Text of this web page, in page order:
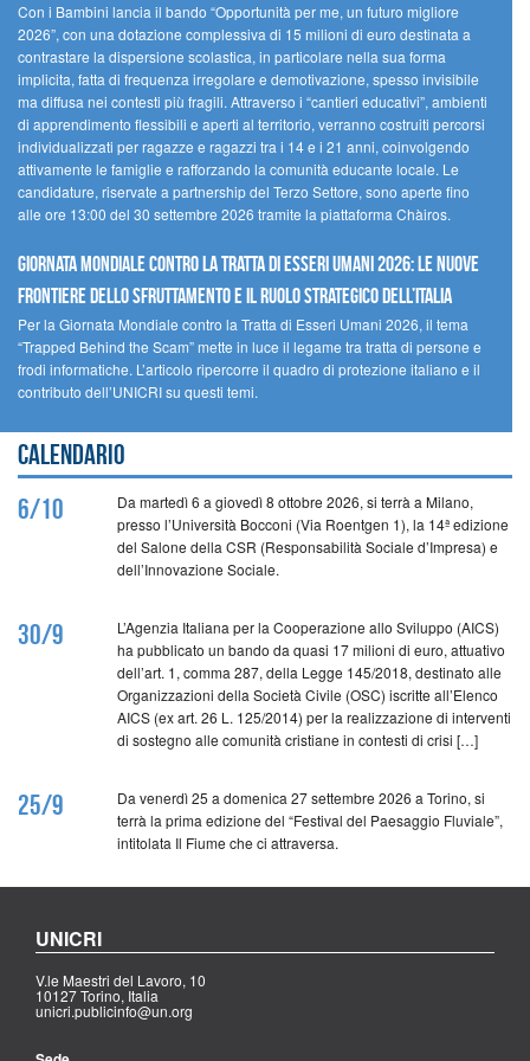
Con i Bambini lancia il bando “Opportunità per me, un futuro migliore
2026”, con una dotazione complessiva di 15 milioni di euro destinata a
contrastare la dispersione scolastica, in particolare nella sua forma
implicita, fatta di frequenza irregolare e demotivazione, spesso invisibile
ma diffusa nei contesti più fragili. Attraverso i “cantieri educativi”, ambienti
di apprendimento flessibili e aperti al territorio, verranno costruiti percorsi
individualizzati per ragazze e ragazzi tra i 14 e i 21 anni, coinvolgendo
attivamente le famiglie e rafforzando la comunità educante locale. Le
candidature, riservate a partnership del Terzo Settore, sono aperte fino
alle ore 13:00 del 30 settembre 2026 tramite la piattaforma Chàiros.
GIORNATA MONDIALE CONTRO LA TRATTA DI ESSERI UMANI 2026: LE NUOVE
FRONTIERE DELLO SFRUTTAMENTO E IL RUOLO STRATEGICO DELL’ITALIA
Per la Giornata Mondiale contro la Tratta di Esseri Umani 2026, il tema
“Trapped Behind the Scam” mette in luce il legame tra tratta di persone e
frodi informatiche. L’articolo ripercorre il quadro di protezione italiano e il
contributo dell’UNICRI su questi temi.
Calendario
6/10
Da martedì 6 a giovedì 8 ottobre 2026, si terrà a Milano,
presso l’Università Bocconi (Via Roentgen 1), la 14ª edizione
del Salone della CSR (Responsabilità Sociale d’Impresa) e
dell’Innovazione Sociale.
30/9
L’Agenzia Italiana per la Cooperazione allo Sviluppo (AICS)
ha pubblicato un bando da quasi 17 milioni di euro, attuativo
dell’art. 1, comma 287, della Legge 145/2018, destinato alle
Organizzazioni della Società Civile (OSC) iscritte all’Elenco
AICS (ex art. 26 L. 125/2014) per la realizzazione di interventi
di sostegno alle comunità cristiane in contesti di crisi […]
25/9
Da venerdì 25 a domenica 27 settembre 2026 a Torino, si
terrà la prima edizione del “Festival del Paesaggio Fluviale”,
intitolata Il Fiume che ci attraversa.
UNICRI
V.le Maestri del Lavoro, 10
10127 Torino, Italia
unicri.publicinfo@un.org